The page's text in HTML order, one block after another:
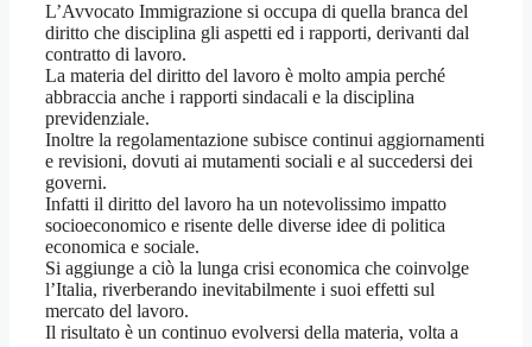
L’Avvocato Immigrazione si occupa di quella branca del
diritto che disciplina gli aspetti ed i rapporti, derivanti dal
contratto di lavoro.
La materia del diritto del lavoro è molto ampia perché
abbraccia anche i rapporti sindacali e la disciplina
previdenziale.
Inoltre la regolamentazione subisce continui aggiornamenti
e revisioni, dovuti ai mutamenti sociali e al succedersi dei
governi.
Infatti il diritto del lavoro ha un notevolissimo impatto
socioeconomico e risente delle diverse idee di politica
economica e sociale.
Si aggiunge a ciò la lunga crisi economica che coinvolge
l’Italia, riverberando inevitabilmente i suoi effetti sul
mercato del lavoro.
Il risultato è un continuo evolversi della materia, volta a